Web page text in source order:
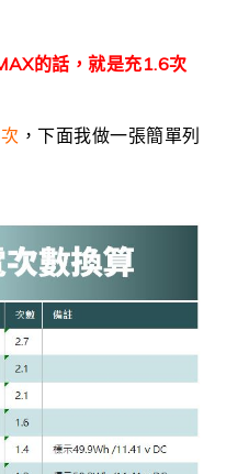
的話，就是充1.6次
，下面我做一張簡單列